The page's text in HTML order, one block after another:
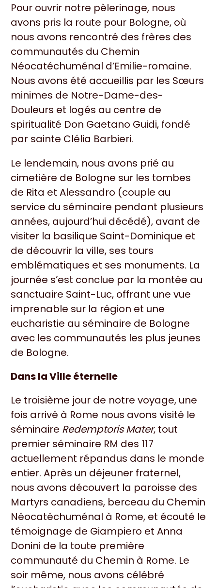
Pour ouvrir notre pèlerinage, nous
avons pris la route pour Bologne, où
nous avons rencontré des frères des
communautés du Chemin
Néocatéchuménal d’Emilie-romaine.
Nous avons été accueillis par les Sœurs
minimes de Notre-Dame-des-
Douleurs et logés au centre de
spiritualité Don Gaetano Guidi, fondé
par sainte Clélia Barbieri.
Le lendemain, nous avons prié au
cimetière de Bologne sur les tombes
de Rita et Alessandro (couple au
service du séminaire pendant plusieurs
années, aujourd’hui décédé), avant de
visiter la basilique Saint-Dominique et
de découvrir la ville, ses tours
emblématiques et ses monuments. La
journée s’est conclue par la montée au
sanctuaire Saint-Luc, offrant une vue
imprenable sur la région et une
eucharistie au séminaire de Bologne
avec les communautés les plus jeunes
de Bologne.
Dans la Ville éternelle
Le troisième jour de notre voyage, une
fois arrivé à Rome nous avons visité le
séminaire Redemptoris Mater, tout
premier séminaire RM des 117
actuellement répandus dans le monde
entier. Après un déjeuner fraternel,
nous avons découvert la paroisse des
Martyrs canadiens, berceau du Chemin
Néocatéchuménal à Rome, et écouté le
témoignage de Giampiero et Anna
Donini de la toute première
communauté du Chemin à Rome. Le
soir même, nous avons célébré